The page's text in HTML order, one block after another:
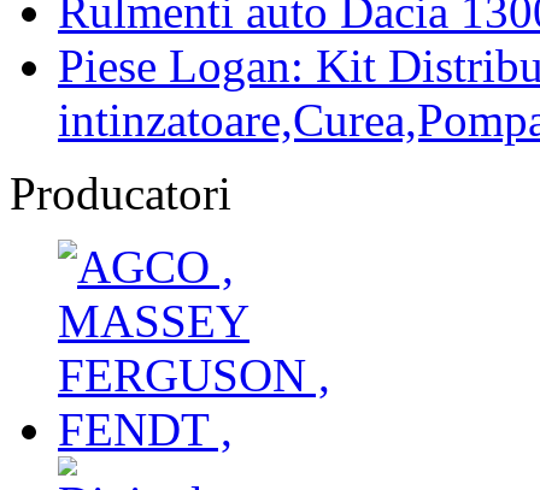
Rulmenti auto Dacia
Piese Logan: Kit
Producatori